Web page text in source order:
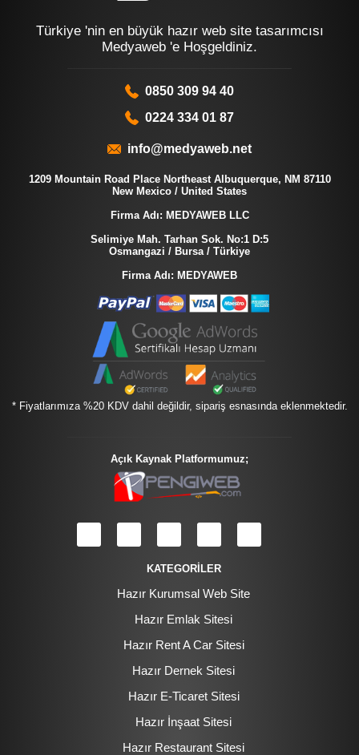
Türkiye 'nin en büyük hazır web site tasarımcısı
Medyaweb 'e Hoşgeldiniz.
0850 309 94 40
0224 334 01 87
info@medyaweb.net
1209 Mountain Road Place Northeast Albuquerque, NM 87110
New Mexico / United States
Firma Adı: MEDYAWEB LLC
Selimiye Mah. Tarhan Sok. No:1 D:5
Osmangazi / Bursa / Türkiye
Firma Adı: MEDYAWEB
* Fiyatlarımıza %20 KDV dahil değildir, sipariş esnasında eklenmektedir.
Açık Kaynak Platformumuz;
KATEGORİLER
Hazır Kurumsal Web Site
Hazır Emlak Sitesi
Hazır Rent A Car Sitesi
Hazır Dernek Sitesi
Hazır E-Ticaret Sitesi
Hazır İnşaat Sitesi
Hazır Restaurant Sitesi